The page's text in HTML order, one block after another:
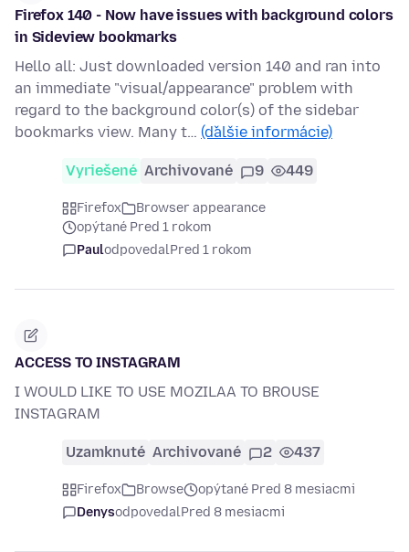
Firefox 140 - Now have issues with background colors
in Sideview bookmarks
Hello all: Just downloaded version 140 and ran into
an immediate "visual/appearance" problem with
regard to the background color(s) of the sidebar
bookmarks view. Many t… (ďalšie informácie)
Vyriešené Archivované 9 449
Firefox
Browser appearance
opýtané Pred 1 rokom
PaulodpovedalPred 1 rokom
ACCESS TO INSTAGRAM
I WOULD LIKE TO USE MOZILAA TO BROUSE
INSTAGRAM
Uzamknuté Archivované 2 437
Firefox Browse
opýtané Pred 8 mesiacmi
DenysodpovedalPred 8 mesiacmi